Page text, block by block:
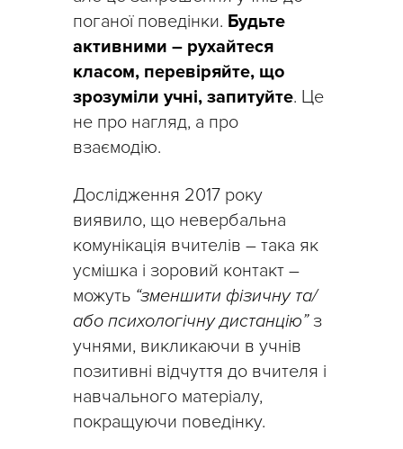
поганої поведінки. Будьте
активними – рухайтеся
класом, перевіряйте, що
зрозуміли учні, запитуйте. Це
не про нагляд, а про
взаємодію.
Дослідження 2017 року
виявило, що невербальна
комунікація вчителів – така як
усмішка і зоровий контакт –
можуть “зменшити фізичну та/
або психологічну дистанцію”з
учнями, викликаючи в учнів
позитивні відчуття до вчителя і
навчального матеріалу,
покращуючи поведінку.